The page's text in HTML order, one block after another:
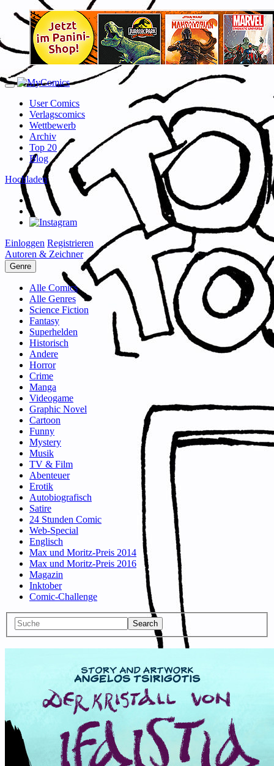
User Comics
Verlagscomics
Wettbewerb
Archiv
Top 20
Blog
Hochladen
Einloggen Registrieren
Autoren & Zeichner
Genre
Alle Comics
Alle Genres
Science Fiction
Fantasy
Superhelden
Historisch
Andere
Horror
Crime
Manga
Videogame
Graphic Novel
Cartoon
Funny
Mystery
Musik
TV & Film
Abenteuer
Erotik
Autobiografisch
Satire
24 Stunden Comic
Web-Special
Englisch
Max und Moritz-Preis 2014
Max und Moritz-Preis 2016
Magazin
Inktober
Comic-Challenge